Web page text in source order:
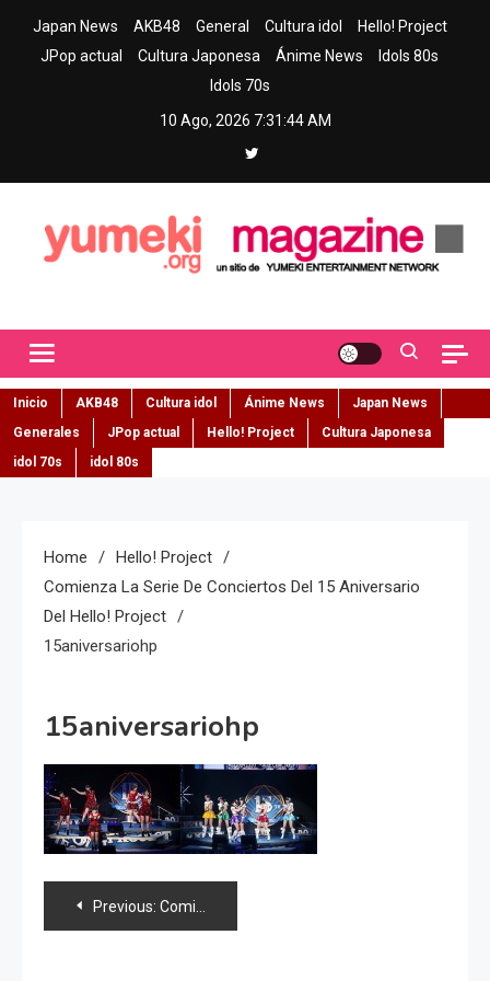
Japan News AKB48 General Cultura idol
Hello! Project
JPop actual
Cultura Japonesa Ánime News
Idols 80s
Idols 70s
10 Ago, 2026 7:31:45 AM
Inicio AKB48 Cultura idol Ánime News
Japan News
Generales
JPop actual Hello! Project
Cultura Japonesa
idol 70s
idol 80s
Home
Hello! Project
Comienza La Serie De Conciertos Del 15 Aniversario
Del Hello! Project
15aniversariohp
15aniversariohp
Navegación
Previous: Comienza la serie de conciertos del 15 aniversario del Hello! Project